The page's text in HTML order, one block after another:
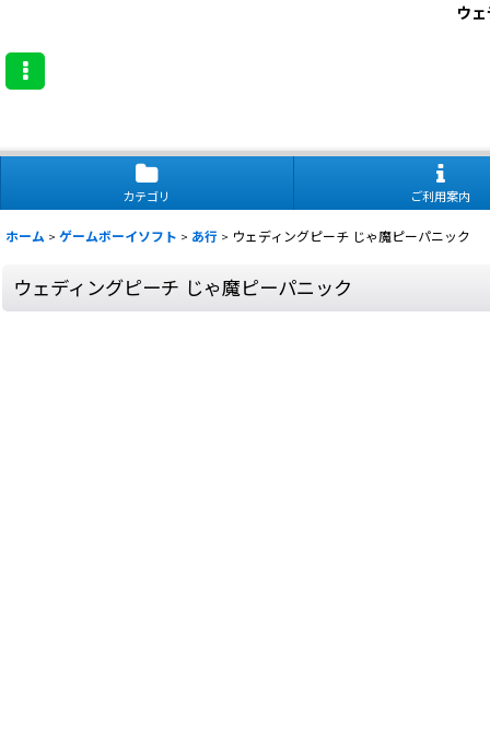
ウ
カテゴリ ご利用案内
ホーム > ゲームボーイソフト > あ行 > ウェディングピーチ じゃ魔ピーパニック
ウェディングピーチ じゃ魔ピーパニック